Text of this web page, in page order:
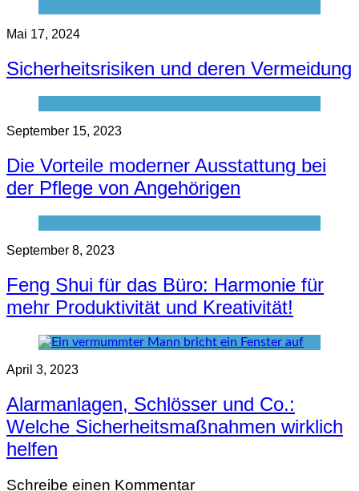
Mai 17, 2024
Sicherheitsrisiken und deren Vermeidung
September 15, 2023
Die Vorteile moderner Ausstattung bei
der Pflege von Angehörigen
September 8, 2023
Feng Shui für das Büro: Harmonie für
mehr Produktivität und Kreativität!
April 3, 2023
Alarmanlagen, Schlösser und Co.:
Welche Sicherheitsmaßnahmen wirklich
helfen
Schreibe einen Kommentar